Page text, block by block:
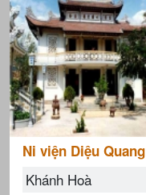
Ni viện Diệu Quang
Khánh Hoà